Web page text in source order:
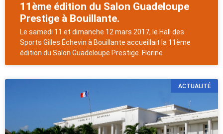
11ème édition du Salon Guadeloupe
Prestige à Bouillante.
Le samedi 11 et dimanche 12 mars 2017, le Hall des
Sports Gilles Échevin à Bouillante accueillait la 11ème
édition du Salon Guadeloupe Prestige. Florine
ACTUALITÉ